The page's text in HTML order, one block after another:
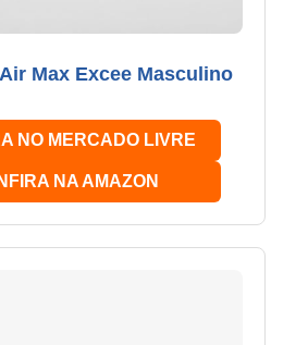
Max Excee Masculino
NO MERCADO LIVRE
NA AMAZON